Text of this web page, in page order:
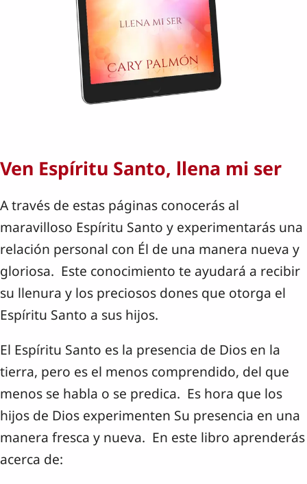
Ven Espíritu Santo, llena mi ser
A través de estas páginas conocerás al
maravilloso Espíritu Santo y experimentarás una
relación personal con Él de una manera nueva y
gloriosa. Este conocimiento te ayudará a recibir
su llenura y los preciosos dones que otorga el
Espíritu Santo a sus hijos.
El Espíritu Santo es la presencia de Dios en la
tierra, pero es el menos comprendido, del que
menos se habla o se predica. Es hora que los
hijos de Dios experimenten Su presencia en una
manera fresca y nueva. En este libro aprenderás
acerca de: